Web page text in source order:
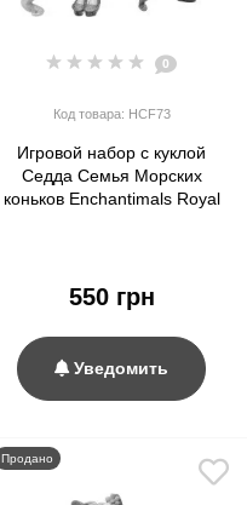
0
Код товара: HCF73
Игровой набор с куклой
Седда Семья Морских
коньков Enchantimals Royal
550 грн
Уведомить
Продано